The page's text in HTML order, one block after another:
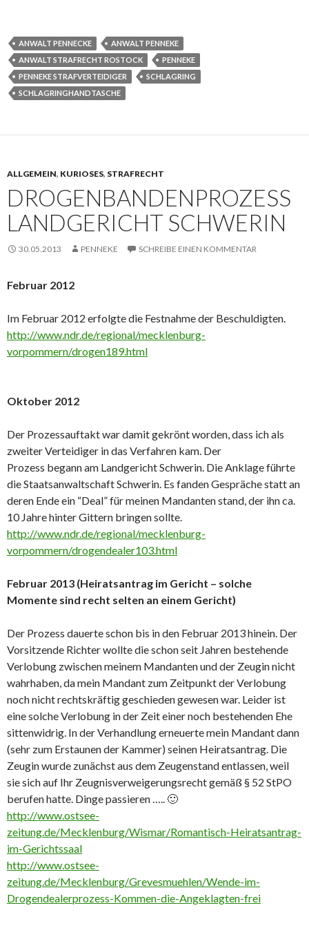
ANWALT PENNECKE
ANWALT PENNEKE
ANWALT STRAFRECHT ROSTOCK
PENNEKE
PENNEKE STRAFVERTEIDIGER
SCHLAGRING
SCHLAGRINGHANDTASCHE
ALLGEMEIN, KURIOSES, STRAFRECHT
DROGENBANDENPROZESS
LANDGERICHT SCHWERIN
30.05.2013 PENNEKE SCHREIBE EINEN KOMMENTAR
Februar 2012
Im Februar 2012 erfolgte die Festnahme der Beschuldigten.
http://www.ndr.de/regional/mecklenburg-
vorpommern/drogen189.html
Oktober 2012
Der Prozessauftakt war damit gekrönt worden, dass ich als
zweiter Verteidiger in das Verfahren kam. Der
Prozess begann am Landgericht Schwerin. Die Anklage führte
die Staatsanwaltschaft Schwerin. Es fanden Gespräche statt an
deren Ende ein “Deal” für meinen Mandanten stand, der ihn ca.
10 Jahre hinter Gittern bringen sollte.
http://www.ndr.de/regional/mecklenburg-
vorpommern/drogendealer103.html
Februar 2013 (Heiratsantrag im Gericht – solche
Momente sind recht selten an einem Gericht)
Der Prozess dauerte schon bis in den Februar 2013 hinein. Der
Vorsitzende Richter wollte die schon seit Jahren bestehende
Verlobung zwischen meinem Mandanten und der Zeugin nicht
wahrhaben, da mein Mandant zum Zeitpunkt der Verlobung
noch nicht rechtskräftig geschieden gewesen war. Leider ist
eine solche Verlobung in der Zeit einer noch bestehenden Ehe
sittenwidrig. In der Verhandlung erneuerte mein Mandant dann
(sehr zum Erstaunen der Kammer) seinen Heiratsantrag. Die
Zeugin wurde zunächst aus dem Zeugenstand entlassen, weil
sie sich auf Ihr Zeugnisverweigerungsrecht gemäß § 52 StPO
berufen hatte. Dinge passieren ….. 🙂
http://www.ostsee-
zeitung.de/Mecklenburg/Wismar/Romantisch-Heiratsantrag-
im-Gerichtssaal
http://www.ostsee-
zeitung.de/Mecklenburg/Grevesmuehlen/Wende-im-
Drogendealerprozess-Kommen-die-Angeklagten-frei